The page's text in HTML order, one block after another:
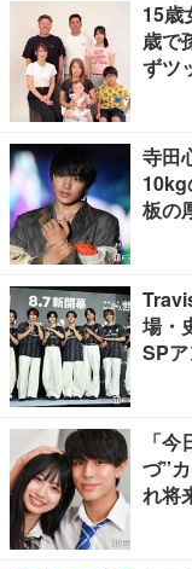
15歳
歳で
ずツ
寺田
10kg
板の
場・
SP
「
づ”
れ将